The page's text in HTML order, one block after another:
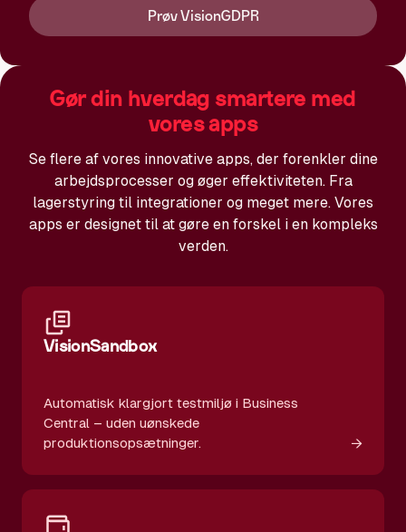
Prøv VisionGDPR
Gør din hverdag smartere med
vores apps
Se flere af vores innovative apps, der forenkler dine
arbejdsprocesser og øger effektiviteten. Fra
lagerstyring til integrationer og meget mere. Vores
apps er designet til at gøre en forskel i en kompleks
verden.
VisionSandbox
Automatisk klargjort testmiljø i Business
Central – uden uønskede
produktionsopsætninger.
→